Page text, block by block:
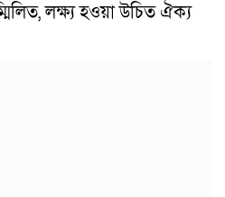
লক্ষ্য হওয়া উচিত ঐক্য